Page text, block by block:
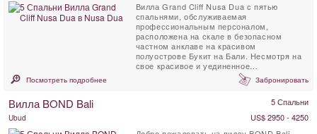
Вилла Grand Cliff Nusa Dua с пятью
спальнями, обслуживаемая
профессиональным персоналом,
расположена на скале в безопасном
частном анклаве на красивом
полуострове Букит на Бали. Несмотря на
свое красивое и уединенное
расположение, вилла находится всего в 5
Посмотреть подробнее Забронировать
Вилла BOND Bali 5 Спальни
Ubud
US$ 2950 - 4250